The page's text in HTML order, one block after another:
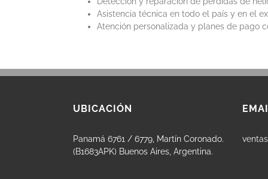
Asistencia técnica en todo el país y en el
Atención personalizada y planes de pago
UBICACIÓN
Panamá 6761 / 6779, Martín Coronado.
(B1683APK) Buenos Aires, Argentina.